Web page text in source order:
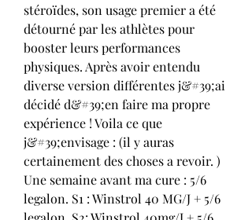
stéroïdes, son usage premier a été
détourné par les athlètes pour
booster leurs performances
physiques. Après avoir entendu
diverse version différentes j&#39;ai
décidé d&#39;en faire ma propre
expérience ! Voila ce que
j&#39;envisage : (il y auras
certainement des choses a revoir. )
Une semaine avant ma cure : 5/6
legalon. S1 : Winstrol 40 MG/J + 5/6